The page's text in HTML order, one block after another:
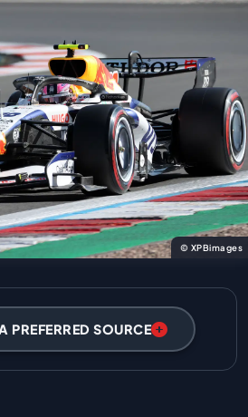
© XPBimages
PREFERRED SOURCE